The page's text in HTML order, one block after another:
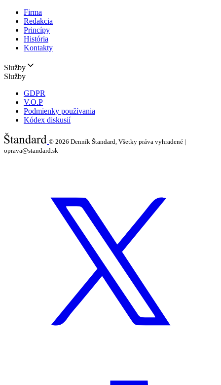
Firma
Redakcia
Princípy
História
Kontakty
Služby
Služby
GDPR
V.O.P
Podmienky používania
Kódex diskusií
© 2026 Denník Štandard, Všetky práva vyhradené |
oprava@standard.sk